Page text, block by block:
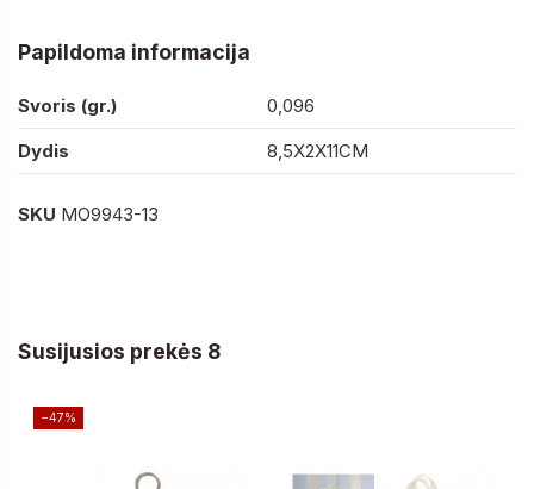
Papildoma informacija
Svoris (gr.)
0,096
Dydis
8,5X2X11CM
SKU MO9943-13
Susijusios prekės 8
−47%